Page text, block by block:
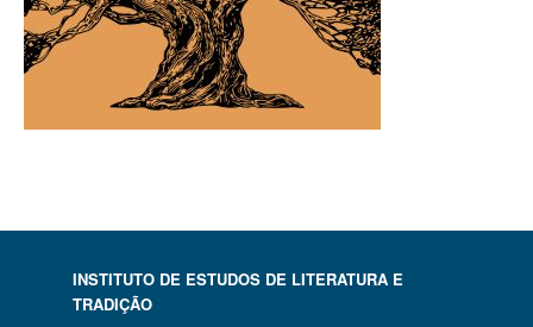
INSTITUTO DE ESTUDOS DE LITERATURA E
TRADIÇÃO